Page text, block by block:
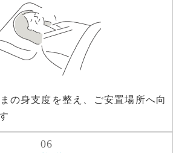
の身支度を整え、ご安置場所へ向